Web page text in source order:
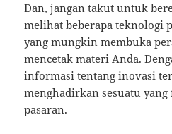
Dan, jangan takut untuk
melihat beberapateknologi
yang mungkin membuka
mencetak materi Anda.
informasi tentang inovasi
menghadirkan sesuatu
pasaran.